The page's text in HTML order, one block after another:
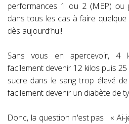
performances 1 ou 2 (MEP) ou
dans tous les cas à faire
dès aujourd’hui!
Sans vous en apercevoir, 4
facilement devenir 12 kilos puis
sucre dans le sang trop élevé
facilement devenir un diabète de
Donc, la question n'est pas : «